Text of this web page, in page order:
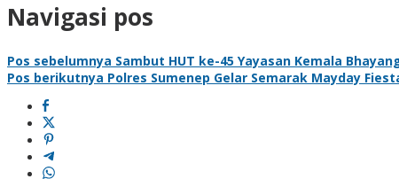
Navigasi pos
Pos sebelumnya Sambut HUT ke-45 Yayasan Kemala
Pos berikutnya Polres Sumenep Gelar Semarak Mayday